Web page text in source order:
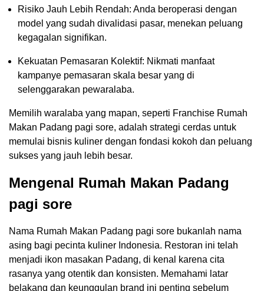
Risiko Jauh Lebih Rendah: Anda beroperasi dengan
model yang sudah divalidasi pasar, menekan peluang
kegagalan signifikan.
Kekuatan Pemasaran Kolektif: Nikmati manfaat
kampanye pemasaran skala besar yang di
selenggarakan pewaralaba.
Memilih waralaba yang mapan, seperti Franchise Rumah
Makan Padang pagi sore, adalah strategi cerdas untuk
memulai bisnis kuliner dengan fondasi kokoh dan peluang
sukses yang jauh lebih besar.
Mengenal Rumah Makan Padang
pagi sore
Nama Rumah Makan Padang pagi sore bukanlah nama
asing bagi pecinta kuliner Indonesia. Restoran ini telah
menjadi ikon masakan Padang, di kenal karena cita
rasanya yang otentik dan konsisten. Memahami latar
belakang dan keunggulan brand ini penting sebelum